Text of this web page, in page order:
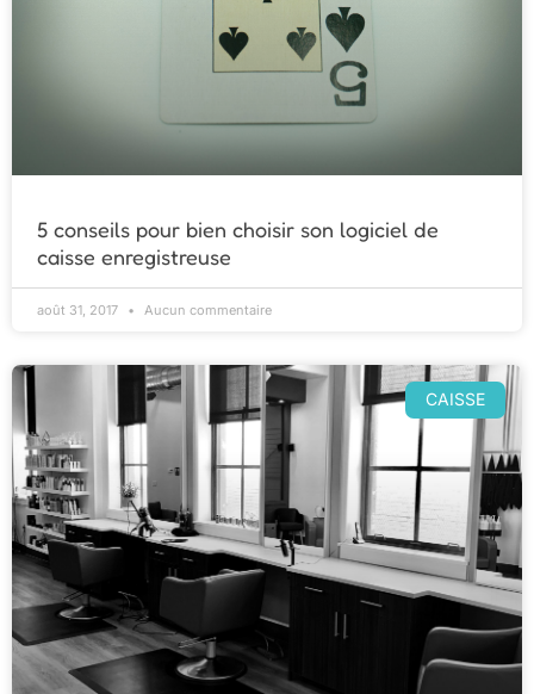
5 conseils pour bien choisir son logiciel de
caisse enregistreuse
août 31, 2017 Aucun commentaire
CAISSE